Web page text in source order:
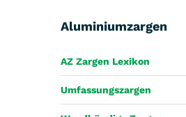
Aluminiumzargen
AZ Zargen Lexikon
Umfassungszargen